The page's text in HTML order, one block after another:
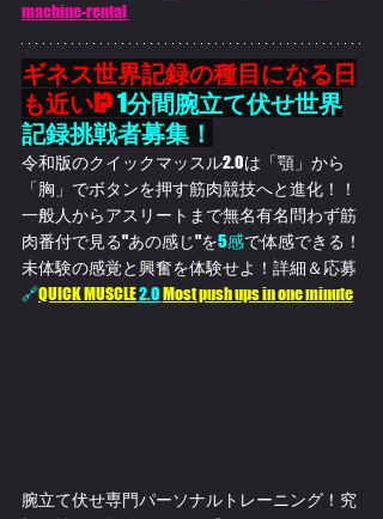
machine-rental
ギネス世界記録の種目になる日
も近い!? 1分間腕立て伏せ世界
記録挑戦者募集！
令和版のクイックマッスル2.0は「顎」から
「胸」でボタンを押す筋肉競技へと進化！！
一般人からアスリートまで無名有名問わず筋
肉番付で見る"あの感じ"を5感で体感できる！
未体験の感覚と興奮を体験せよ！詳細＆応募
🔗QUICK MUSCLE 2.0Most push ups in one minute
腕立て伏せ専門パーソナルトレーニング！究